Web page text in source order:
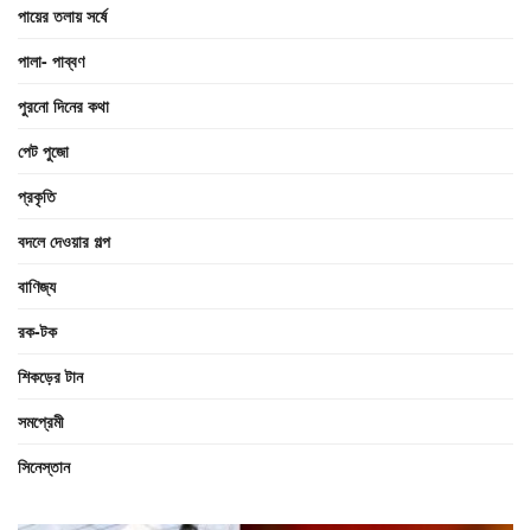
পায়ের তলায় সর্ষে
পালা- পাব্বণ
পুরনো দিনের কথা
পেট পুজো
প্রকৃতি
বদলে দেওয়ার গল্প
বাণিজ্য
রক-টক
শিকড়ের টান
সমপ্রেমী
সিনেস্তান